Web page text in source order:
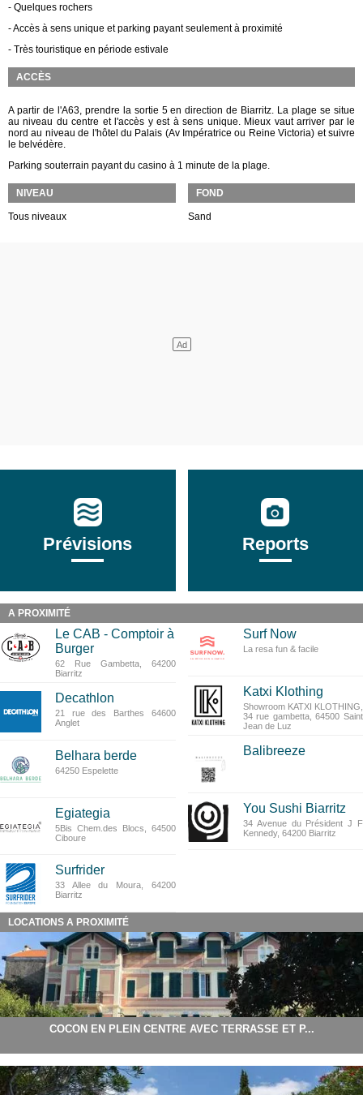
- Quelques rochers
- Accès à sens unique et parking payant seulement à proximité
- Très touristique en période estivale
ACCÈS
A partir de l'A63, prendre la sortie 5 en direction de Biarritz. La plage se situe
au niveau du centre et l'accès y est à sens unique. Mieux vaut arriver par le
nord au niveau de l'hôtel du Palais (Av Impératrice ou Reine Victoria) et suivre
le belvédère.
Parking souterrain payant du casino à 1 minute de la plage.
NIVEAU
Tous niveaux
FOND
Sand
Prévisions Reports
A PROXIMITÉ
Le CAB - Comptoir à
Burger
62 Rue Gambetta, 64200
Biarritz
Decathlon
21 rue des Barthes 64600
Anglet
Belhara berde
64250 Espelette
Egiategia
5Bis Chem.des Blocs, 64500
Ciboure
Surfrider
33 Allee du Moura, 64200
Biarritz
Surf Now
La resa fun & facile
Katxi Klothing
Showroom KATXI KLOTHING,
34 rue gambetta, 64500 Saint
Jean de Luz
Balibreeze
You Sushi Biarritz
34 Avenue du Président J F
Kennedy, 64200 Biarritz
LOCATIONS A PROXIMITÉ
COCON EN PLEIN CENTRE AVEC TERRASSE ET P...